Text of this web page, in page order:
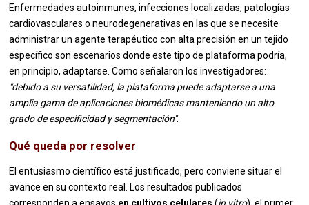
Enfermedades autoinmunes, infecciones localizadas, patologías
cardiovasculares o neurodegenerativas en las que se necesite
administrar un agente terapéutico con alta precisión en un tejido
específico son escenarios donde este tipo de plataforma podría,
en principio, adaptarse. Como señalaron los investigadores:
"debido a su versatilidad, la plataforma puede adaptarse a una
amplia gama de aplicaciones biomédicas manteniendo un alto
grado de especificidad y segmentación".
Qué queda por resolver
El entusiasmo científico está justificado, pero conviene situar el
avance en su contexto real. Los resultados publicados